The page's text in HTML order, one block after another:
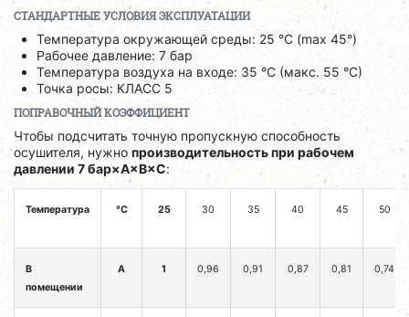
СТАНДАРТНЫЕ УСЛОВИЯ ЭКСПЛУАТАЦИИ
Температура окружающей среды: 25 °C (max 45°)
Рабочее давление: 7 бар
Температура воздуха на входе: 35 °C (макс. 55 °C)
Точка росы: КЛАСС 5
ПОПРАВОЧНЫЙ КОЭФФИЦИЕНТ
Чтобы подсчитать точную пропускную способность
осушителя, нужно производительность при рабочем
давлении 7 бар×A×B×C:
Температура °C 25 30 35 40 45 50
В
помещении
A 1 0,96 0,91 0,87 0,81 0,74